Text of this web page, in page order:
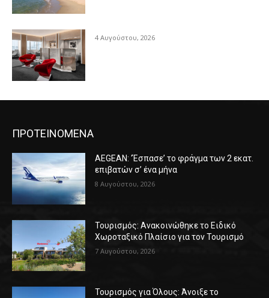
4 Αυγούστου, 2026
ΠΡΟΤΕΙΝΟΜΕΝΑ
AEGEAN: ‘Έσπασε’ το φράγμα των 2 εκατ.
επιβατών σ’ ένα μήνα
8 Αυγούστου, 2026
Τουρισμός: Ανακοινώθηκε το Ειδικό
Χωροταξικό Πλαίσιο για τον Τουρισμό
7 Αυγούστου, 2026
Τουρισμός για Όλους: Άνοιξε το